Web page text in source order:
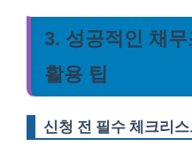
3. 성공적인 채
활용 팁
신청 전 필수 체크리